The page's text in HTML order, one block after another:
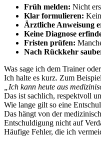
Früh melden: Nicht
Klar formulieren:
Ärztliche Anweisung
Keine Diagnose
Fristen prüfen:
Nach Rückkehr
Was sage ich dem Trainer
Ich halte es kurz. Zum
„Ich kann heute aus
Das ist sachlich, respektvoll
Wie lange gilt so eine
Das hängt von der
Entschuldigung nicht auf
Häufige Fehler, die ich